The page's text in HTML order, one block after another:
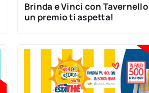
Brinda e Vinci con
un premio ti aspetta!